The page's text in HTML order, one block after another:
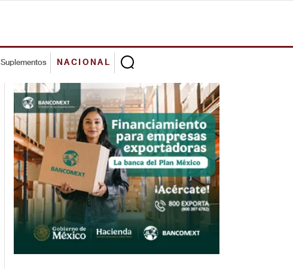
Suplementos NACIONAL